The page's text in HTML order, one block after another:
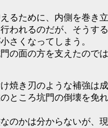
るために、内側を巻き
われるのだが、そうす
さくなってしまう。
の面の方を支えたので
焼き刃のような補強は
ところ坑門の倒壊を免
のかは分からないが、